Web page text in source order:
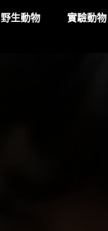
野生動物 實驗動物